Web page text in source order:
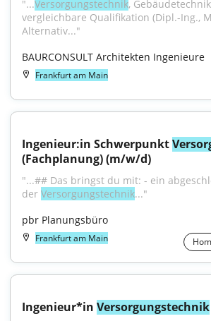
"...Versorgungstechnik,
vergleichbare Qualifikation (Dipl.-Ing.,
Alternativ..."
BAURCONSULT Architekten Ingenieure
Frankfurt am Main
Ingenieur:in Schwerpunkt
(Fachplanung) (m/w/d)
"...## Das bringst du mit: - ein
der Versorgungstechnik..."
pbr Planungsbüro
Frankfurt am Main
Ingenieur*in Versorgungstechnik